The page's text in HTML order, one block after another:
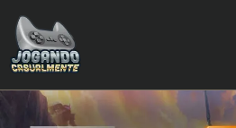
Jogando Casualmente